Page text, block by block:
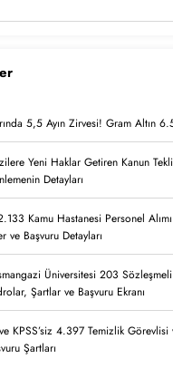
5,5 Ayın Zirvesi! Gram Altın
Yeni Haklar Getiren Kanun
Detayları
Kamu Hastanesi Personel
ve Başvuru Detayları
Üniversitesi 203 Sözleşmeli
Şartlar ve Başvuru Ekranı
KPSS’siz 4.397 Temizlik Görevlisi
Şartları